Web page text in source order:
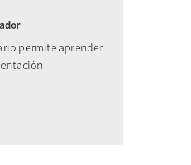
permite aprender